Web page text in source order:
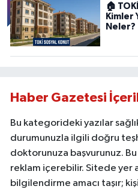
🏠
Kimler
Neler?
Haber Gazetesi
Bu kategorideki yazılar
durumunuzla ilgili doğru
doktorunuza başvurunuz.
reklam içerebilir. Sitede yer
bilgilendirme amacı taşır;